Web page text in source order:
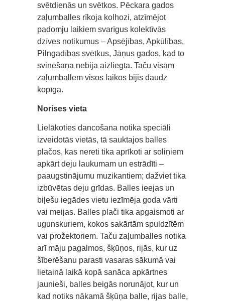
svētdienās un svētkos. Pēckara gados
zaļumballes rīkoja kolhozi, atzīmējot
padomju laikiem svarīgus kolektīvās
dzīves notikumus – Apsējības, Apkūlības,
Pilngadības svētkus, Jāņus gados, kad to
svinēšana nebija aizliegta. Taču visām
zaļumballēm visos laikos bijis daudz
kopīga.
Norises vieta
Lielākoties dancošana notika speciāli
izveidotās vietās, tā sauktajos balles
plačos, kas nereti tika aprīkoti ar soliņiem
apkārt deju laukumam un estrādīti –
paaugstinājumu muzikantiem; dažviet tika
izbūvētas deju grīdas. Balles ieejas un
biļešu iegādes vietu iezīmēja goda vārti
vai meijas. Balles plači tika apgaismoti ar
ugunskuriem, kokos sakārtām spuldzītēm
vai prožektoriem. Taču zaļumballes notika
arī māju pagalmos, šķūņos, rijās, kur uz
šīberēšanu parasti vasaras sākumā vai
lietainā laikā kopā sanāca apkārtnes
jaunieši, balles beigās norunājot, kur un
kad notiks nākamā šķūņa balle, rijas balle,